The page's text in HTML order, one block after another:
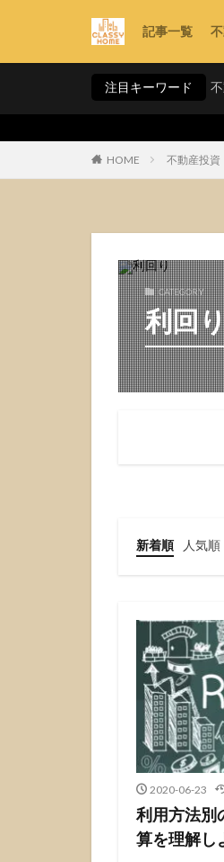
記事一覧
注目キーワード
HOME 不動産投資
CATEGORY
利回
新着順 人気順
2020-06-23
利用方法別
算を理解し